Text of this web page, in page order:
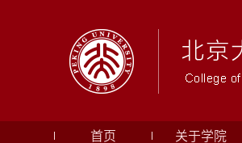
首页 关于学院